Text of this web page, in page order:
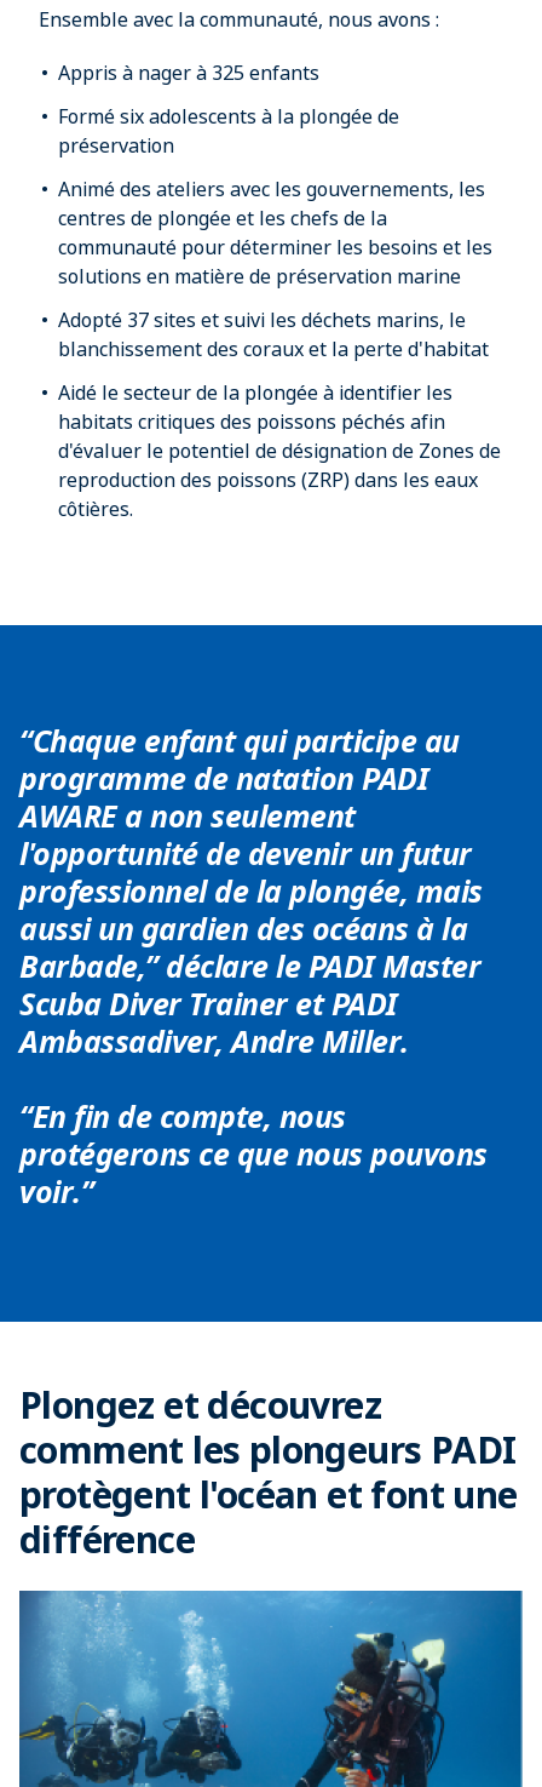
Ensemble avec la communauté, nous avons :
Appris à nager à 325 enfants
Formé six adolescents à la plongée de
préservation
Animé des ateliers avec les gouvernements, les
centres de plongée et les chefs de la
communauté pour déterminer les besoins et les
solutions en matière de préservation marine
Adopté 37 sites et suivi les déchets marins, le
blanchissement des coraux et la perte d'habitat
Aidé le secteur de la plongée à identifier les
habitats critiques des poissons péchés afin
d'évaluer le potentiel de désignation de Zones de
reproduction des poissons (ZRP) dans les eaux
côtières.
“Chaque enfant qui participe au
programme de natation PADI
AWARE a non seulement
l'opportunité de devenir un futur
professionnel de la plongée, mais
aussi un gardien des océans à la
Barbade,” déclare le PADI Master
Scuba Diver Trainer et PADI
Ambassadiver, Andre Miller.
“En fin de compte, nous
protégerons ce que nous pouvons
voir.”
Plongez et découvrez
comment les plongeurs PADI
protègent l'océan et font une
différence